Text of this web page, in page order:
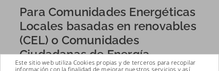
Para Comunidades Energéticas
Locales basadas en renovables
(CEL) o Comunidades
Ciudadanas de Energía
Este sitio web utiliza Cookies propias y de terceros para recopilar
información con la finalidad de mejorar nuestros servicios y así